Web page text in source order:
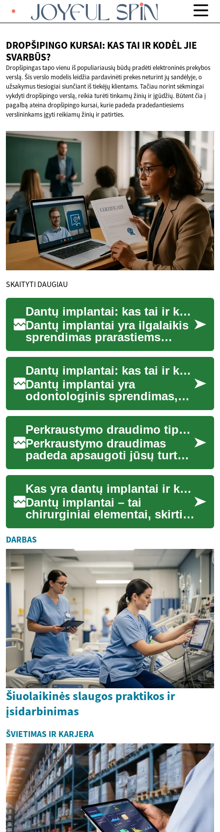
DROPŠIPINGO KURSAI: KAS TAI IR KODĖLJIE
SVARBŪS?
Dropšipingas tapo vienu iš populiariausių būdų pradėti elektroninės prekybos
verslą. Šis verslo modelis leidžia pardavinėti prekes neturint jų sandėlyje, o
užsakymus tiesiogiai siunčiant iš tiekėjų klientams. Tačiau norint sėkmingai
vykdyti dropšipingo verslą, reikia turėti tinkamų žinių ir įgūdžių. Būtent čia į
pagalbą ateina dropšipingo kursai, kurie padeda pradedantiesiems
verslininkams įgyti reikiamų žinių ir patirties.
SKAITYTI DAUGIAU
Dantų implantai: kas tai ir kaip jie veikia
Dantų implantai yra ilgalaikis
sprendimas prarastiems
dantims atkurti, kai natūrali
šaknis nebeegzistuoja arba
negali...
Dantų implantai: kas tai ir kaip jie veikia
Dantų implantai yra
odontologinis sprendimas,
skirtas atkurti prarastus
dantis ilguoju laikotarpiu.
Implantas paprast...
Perkraustymo draudimo tipai ir kada jie reikalingi
Perkraustymo draudimas
padeda apsaugoti jūsų turtą
ir sumažinti finansinę riziką
persikraustymo metu. Šis
tekstas apt...
Kas yra dantų implantai ir kaip jie veikia
Dantų implantai – tai
chirurginiai elementai, skirti
pakeisti trūkstamus dantis ir
atkurti burnos funkciją bei
esteti...
DARBAS
Šiuolaikinės slaugos praktikos ir
įsidarbinimas
ŠVIETIMAS IR KARJERA